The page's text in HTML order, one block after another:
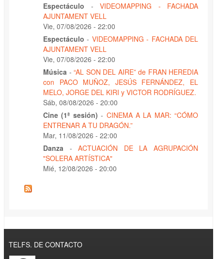
Espectáculo
- VIDEOMAPPING - FACHADA
AJUNTAMENT VELL
Vie, 07/08/2026 - 22:00
Espectáculo - VIDEOMAPPING - FACHADA DEL
AJUNTAMENT VELL
Vie, 07/08/2026 - 22:00
Música - “AL SON DEL AIRE” de FRAN HEREDIA
con PACO MUÑOZ, JESÚS FERNÁNDEZ, EL
MELO, JORGE DEL KIRI y VICTOR RODRÍGUEZ.
Sáb, 08/08/2026 - 20:00
Cine (1ª sesión) - CINEMA A LA MAR: “CÓMO
ENTRENAR A TU DRAGÓN.”
Mar, 11/08/2026 - 22:00
Danza
-ACTUACIÓN DE LA AGRUPACIÓN
"SOLERA ARTÍSTICA"
Mié, 12/08/2026 - 20:00
TELFS. DE CONTACTO